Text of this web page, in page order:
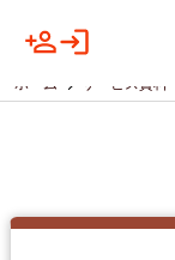
ホーム サービス資料